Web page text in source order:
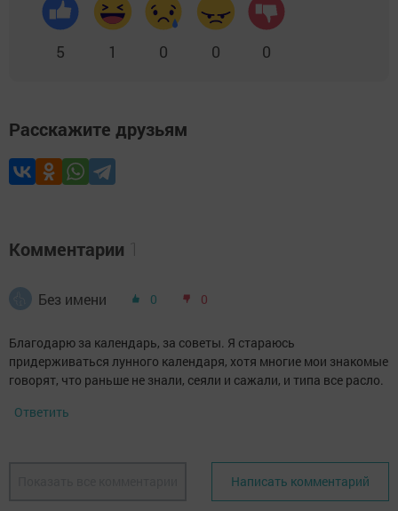
5 1 0 0 0
Расскажите друзьям
Комментарии
Без имени 0 0
Благодарю за календарь, за советы. Я стараюсь
придерживаться лунного календаря, хотя многие мои знакомые
говорят, что раньше не знали, сеяли и сажали, и типа все расло.
Ответить
Написать комментарий